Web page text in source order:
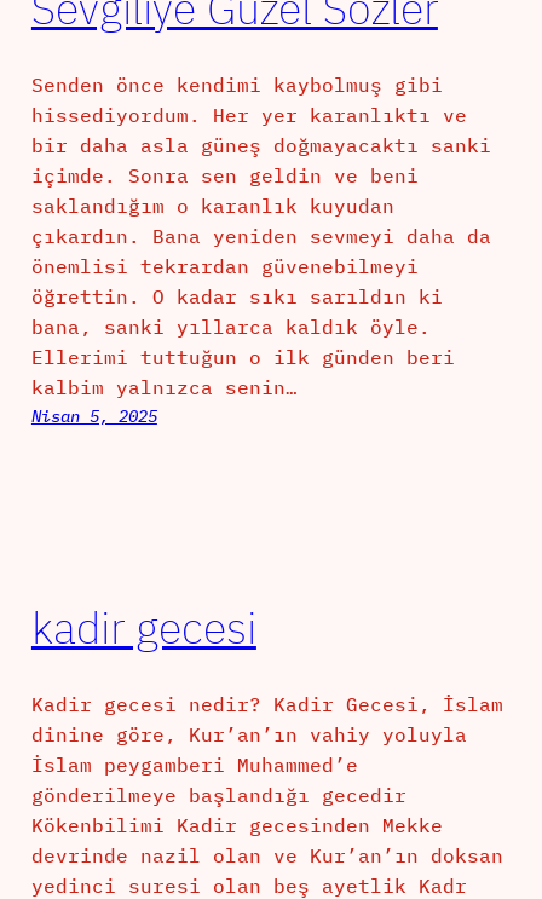
Senden önce kendimi kaybolmuş gibi
hissediyordum. Her yer karanlıktı ve
bir daha asla güneş doğmayacaktı sanki
içimde. Sonra sen geldin ve beni
saklandığım o karanlık kuyudan
çıkardın. Bana yeniden sevmeyi daha da
önemlisi tekrardan güvenebilmeyi
öğrettin. O kadar sıkı sarıldın ki
bana, sanki yıllarca kaldık öyle.
Ellerimi tuttuğun o ilk günden beri
kalbim yalnızca senin…
Nisan 5, 2025
kadir gecesi
Kadir gecesi nedir? Kadir Gecesi, İslam
dinine göre, Kur’an’ın vahiy yoluyla
İslam peygamberi Muhammed’e
gönderilmeye başlandığı gecedir
Kökenbilimi Kadir gecesinden Mekke
devrinde nazil olan ve Kur’an’ın doksan
yedinci suresi olan beş ayetlik Kadr